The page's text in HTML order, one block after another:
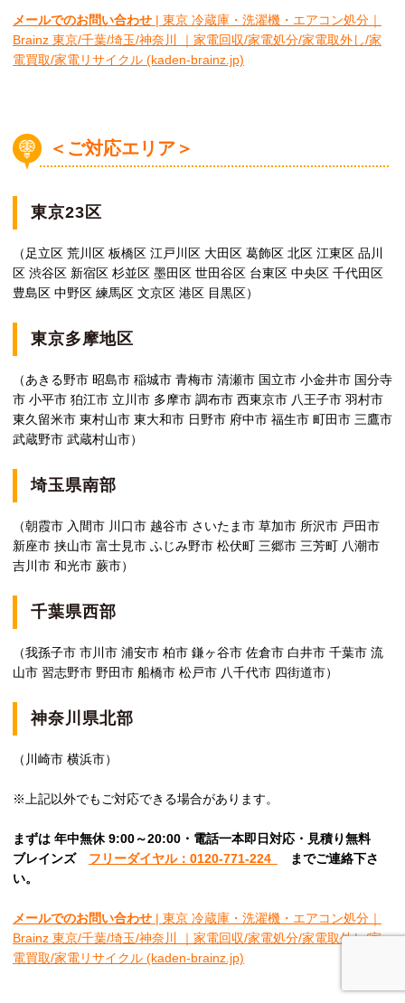
メールでのお問い合わせ | 東京 冷蔵庫・洗濯機・エアコン処分｜
Brainz 東京/千葉/埼玉/神奈川 ｜家電回収/家電処分/家電取外し/家
電買取/家電リサイクル (kaden-brainz.jp)
＜ご対応エリア＞
東京23区
（足立区 荒川区 板橋区 江戸川区 大田区 葛飾区 北区 江東区 品川
区 渋谷区 新宿区 杉並区 墨田区 世田谷区 台東区 中央区 千代田区
豊島区 中野区 練馬区 文京区 港区 目黒区）
東京多摩地区
（あきる野市 昭島市 稲城市 青梅市 清瀬市 国立市 小金井市 国分寺
市 小平市 狛江市 立川市 多摩市 調布市 西東京市 八王子市 羽村市
東久留米市 東村山市 東大和市 日野市 府中市 福生市 町田市 三鷹市
武蔵野市 武蔵村山市）
埼玉県南部
（朝霞市 入間市 川口市 越谷市 さいたま市 草加市 所沢市 戸田市
新座市 挟山市 富士見市 ふじみ野市 松伏町 三郷市 三芳町 八潮市
吉川市 和光市 蕨市）
千葉県西部
（我孫子市 市川市 浦安市 柏市 鎌ヶ谷市 佐倉市 白井市 千葉市 流
山市 習志野市 野田市 船橋市 松戸市 八千代市 四街道市）
神奈川県北部
（川崎市 横浜市）
※上記以外でもご対応できる場合があります。
まずは 年中無休 9:00～20:00・電話一本即日対応・見積り無料
ブレインズ フリーダイヤル：0120-771-224 までご連絡下さ
い。
メールでのお問い合わせ | 東京 冷蔵庫・洗濯機・エアコン処分｜
Brainz 東京/千葉/埼玉/神奈川 ｜家電回収/家電処分/家電取外し/家
電買取/家電リサイクル (kaden-brainz.jp)